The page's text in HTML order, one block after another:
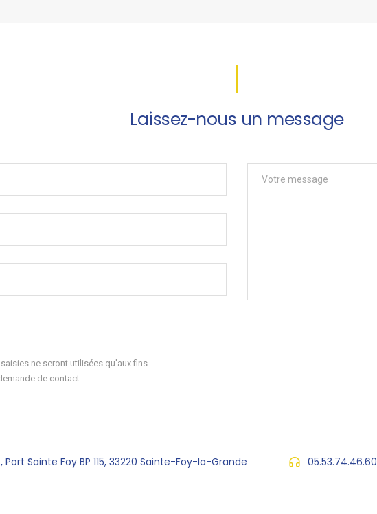
Laissez-nous un message
ne seront utilisées qu'aux fins
de contact.
Sainte Foy BP 115, 33220 Sainte-Foy-la-Grande 05.53.74.46.60